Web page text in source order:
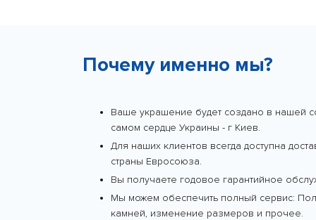
Почему именно мы?
Ваше украшение будет создано в нашей
самом сердце Украины - г Киев.
Для наших клиентов всегда доступна
страны Евросоюза.
Вы получаете годовое гарантийное
Мы можем обеспечить полный сервис:
камней, изменение размеров и прочее.